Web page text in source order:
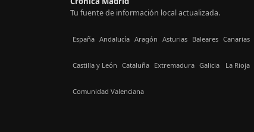
Tu fuente de información local actualizada.
España Andalucía Aragón Asturias Baleares Canarias
Castilla y León Cataluña Extremadura Galicia La Rioja
Comunidad Valenciana